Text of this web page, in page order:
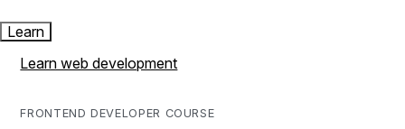
Learn
Learn web development
FRONTEND DEVELOPER COURSE